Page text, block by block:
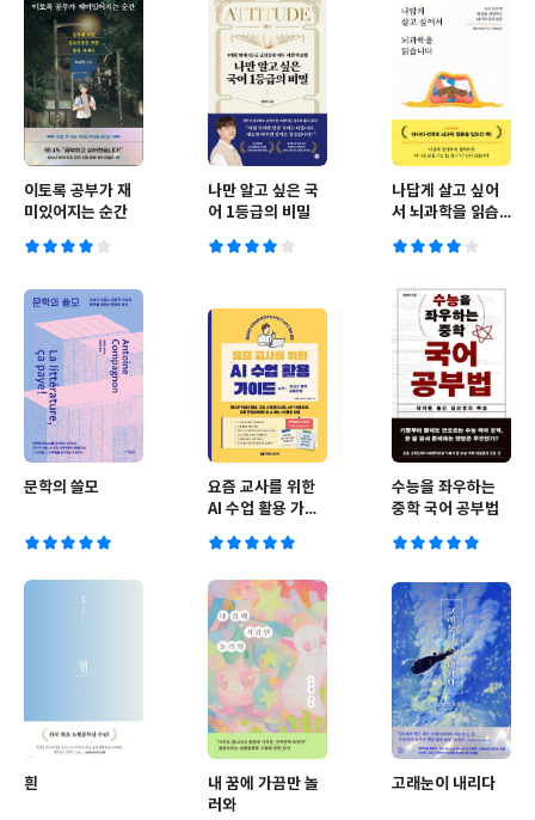
이토록 공부가 재
미있어지는 순간
나만 알고 싶은 국
어 1등급의 비밀
나답게 살고 싶어
서 뇌과학을 읽습
문학의 쓸모
요즘 교사를 위한
AI 수업 활용 가이
정 교육과정
수능을 좌우하는
중학 국어 공부법
흰
내 꿈에 가끔만 놀
러와
고래눈이 내리다